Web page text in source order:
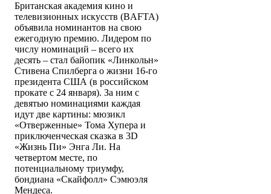
Британская академия кино и
телевизионных искусств (BAFTA)
объявила номинантов на свою
ежегодную премию. Лидером по
числу номинаций – всего их
десять – стал байопик «Линкольн»
Стивена Спилберга о жизни 16-го
президента США (в российском
прокате с 24 января). За ним с
девятью номинациями каждая
идут две картины: мюзикл
«Отверженные» Тома Хупера и
приключенческая сказка в 3D
«Жизнь Пи» Энга Ли. На
четвертом месте, по
потенциальному триумфу,
бондиана «Скайфолл» Сэмюэля
Мендеса.